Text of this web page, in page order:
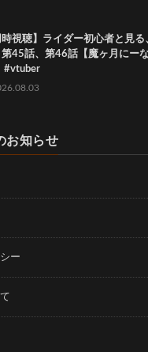
時視聴】ライダー初心者と見
45話、第46話【魔ヶ月にー
#vtuber
お知らせ
ー